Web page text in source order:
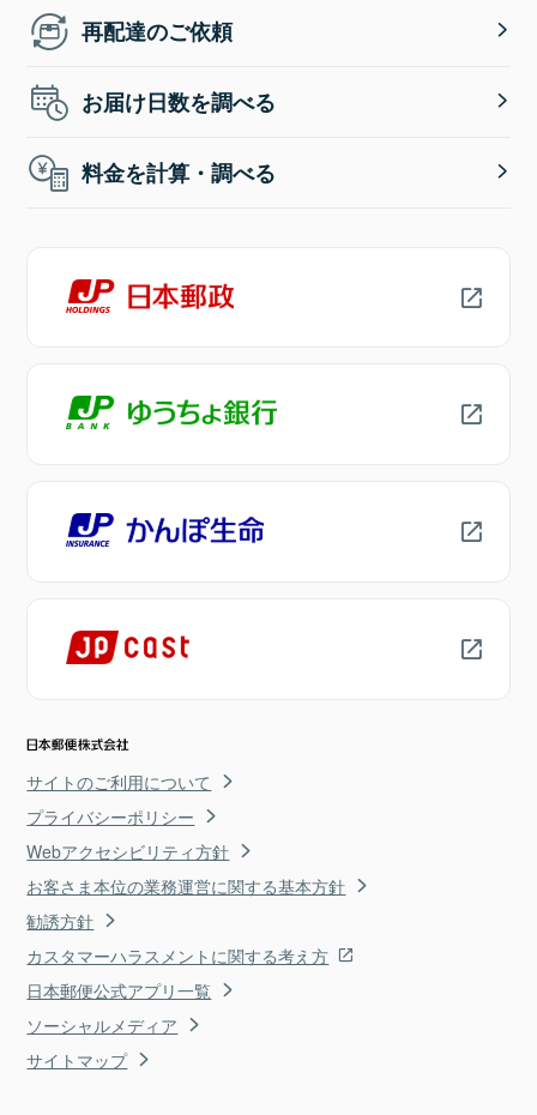
再配達のご依頼
お届け日数を調べる
料金を計算・調べる
サイトのご利用について
プライバシーポリシー
Webアクセシビリティ方針
お客さま本位の業務運営に関する基本方針
勧誘方針
カスタマーハラスメントに関する考え方
日本郵便公式アプリ一覧
ソーシャルメディア
サイトマップ